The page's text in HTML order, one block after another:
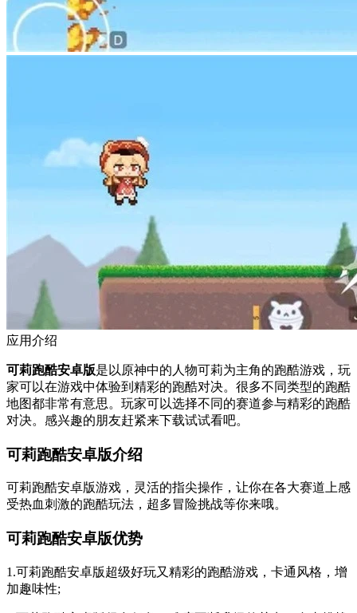
应用介绍
可莉跑酷安卓版是以原神中的人物可莉为主角的跑酷游戏，玩
家可以在游戏中体验到精彩的跑酷对决。很多不同类型的跑酷
地图都非常有意思。玩家可以选择不同的赛道参与精彩的跑酷
对决。感兴趣的朋友赶紧来下载试试看吧。
可莉跑酷安卓版介绍
可莉跑酷安卓版游戏，灵活的指尖操作，让你在各大赛道上感
受热血刺激的跑酷玩法，超多冒险挑战等你来哦。
可莉跑酷安卓版优势
1.可莉跑酷安卓版超级好玩又精彩的跑酷游戏，卡通风格，增
加趣味性;